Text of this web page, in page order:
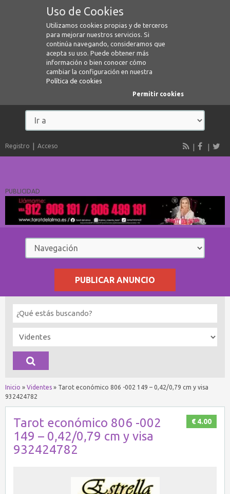
Uso de Cookies
Utilizamos cookies propias y de terceros
para mejorar nuestros servicios. Si
continúa navegando, consideramos que
acepta su uso. Puede obtener más
información o bien conocer cómo
cambiar la configuración en nuestra
Política de cookies
Permitir cookies
Registro Acceso
PUBLICIDAD
PUBLICAR ANUNCIO
Inicio » Videntes » Tarot económico 806 -002 149 – 0,42/0,79 cm y visa
932424782
€ 4.00
Tarot económico 806 -002
149 – 0,42/0,79 cm y visa
932424782